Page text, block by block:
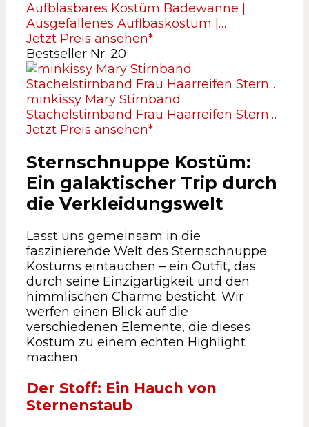
Aufblasbares Kostüm Badewanne |
Ausgefallenes Auflbaskostüm |…
Jetzt Preis ansehen*
Bestseller Nr. 20
minkissy Mary Stirnband
Stachelstirnband Frau Haarreifen Stern…
Jetzt Preis ansehen*
Sternschnuppe Kostüm:
Ein galaktischer Trip durch
die Verkleidungswelt
Lasst uns gemeinsam in die
faszinierende Welt des Sternschnuppe
Kostüms eintauchen – ein Outfit, das
durch seine Einzigartigkeit und den
himmlischen Charme besticht. Wir
werfen einen Blick auf die
verschiedenen Elemente, die dieses
Kostüm zu einem echten Highlight
machen.
Der Stoff: Ein Hauch von
Sternenstaub